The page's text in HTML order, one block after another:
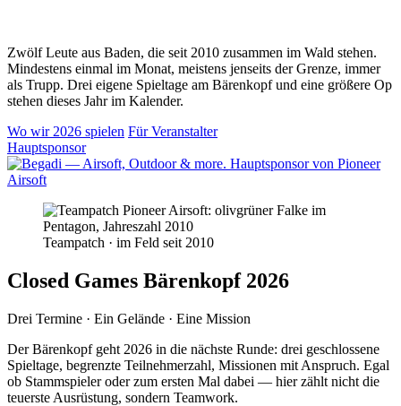
Zwölf Leute aus Baden, die seit 2010 zusammen im Wald stehen.
Mindestens einmal im Monat, meistens jenseits der Grenze, immer
als Trupp. Drei eigene Spieltage am Bärenkopf und eine größere Op
stehen dieses Jahr im Kalender.
Wo wir 2026 spielen Für Veranstalter
Hauptsponsor
Teampatch · im Feld seit 2010
Closed Games Bärenkopf 2026
Drei Termine · Ein Gelände · Eine Mission
Der Bärenkopf geht 2026 in die nächste Runde: drei geschlossene
Spieltage, begrenzte Teilnehmerzahl, Missionen mit Anspruch. Egal
ob Stammspieler oder zum ersten Mal dabei — hier zählt nicht die
teuerste Ausrüstung, sondern Teamwork.